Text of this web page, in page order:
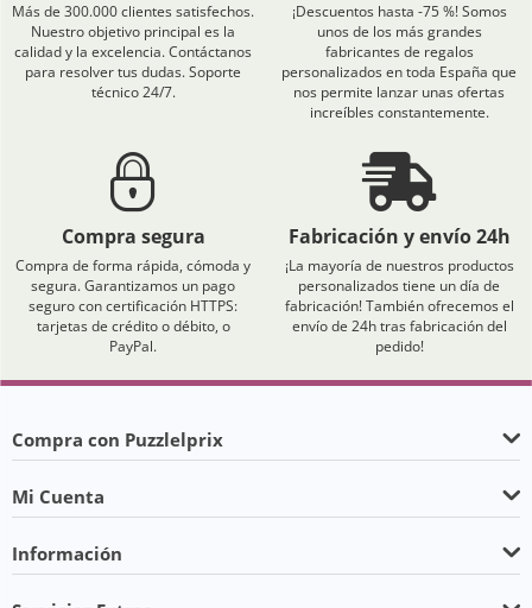
Más de 300.000 clientes satisfechos.
Nuestro objetivo principal es la
calidad y la excelencia. Contáctanos
para resolver tus dudas. Soporte
técnico 24/7.
¡Descuentos hasta -75 %! Somos
unos de los más grandes
fabricantes de regalos
personalizados en toda España que
nos permite lanzar unas ofertas
increíbles constantemente.
Compra segura
Compra de forma rápida, cómoda y
segura. Garantizamos un pago
seguro con certificación HTTPS:
tarjetas de crédito o débito, o
PayPal.
Fabricación y envío 24h
¡La mayoría de nuestros productos
personalizados tiene un día de
fabricación! También ofrecemos el
envío de 24h tras fabricación del
pedido!
Compra con Puzzlelprix
Mi Cuenta
Información